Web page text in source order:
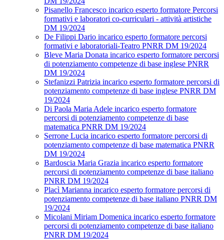
Pisanello Francesco incarico esperto formatore Percorsi
formativi e laboratori co-curriculari - attività artistiche
DM 19/2024
De Filippi Dario incarico esperto formatore percorsi
formativi e laboratoriali-Teatro PNRR DM 19/2024
Bleve Maria Donata incarico esperto formatore percorsi
di potenziamento competenze di base inglese PNRR
DM 19/2024
Stefanizzi Patrizia incarico esperto formatore percorsi di
potenziamento competenze di base inglese PNRR DM
19/2024
Di Paola Maria Adele incarico esperto formatore
percorsi di potenziamento competenze di base
matematica PNRR DM 19/2024
Serrone Lucia incarico esperto formatore percorsi di
potenziamento competenze di base matematica PNRR
DM 19/2024
Bardoscia Maria Grazia incarico esperto formatore
percorsi di potenziamento competenze di base italiano
PNRR DM 19/2024
Placì Marianna incarico esperto formatore percorsi di
potenziamento competenze di base italiano PNRR DM
19/2024
Micolani Miriam Domenica incarico esperto formatore
percorsi di potenziamento competenze di base italiano
PNRR DM 19/2024